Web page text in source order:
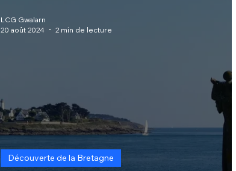
Découverte de la Bretagne
LCG Gwalarn
20 août 2024
2 min de lecture